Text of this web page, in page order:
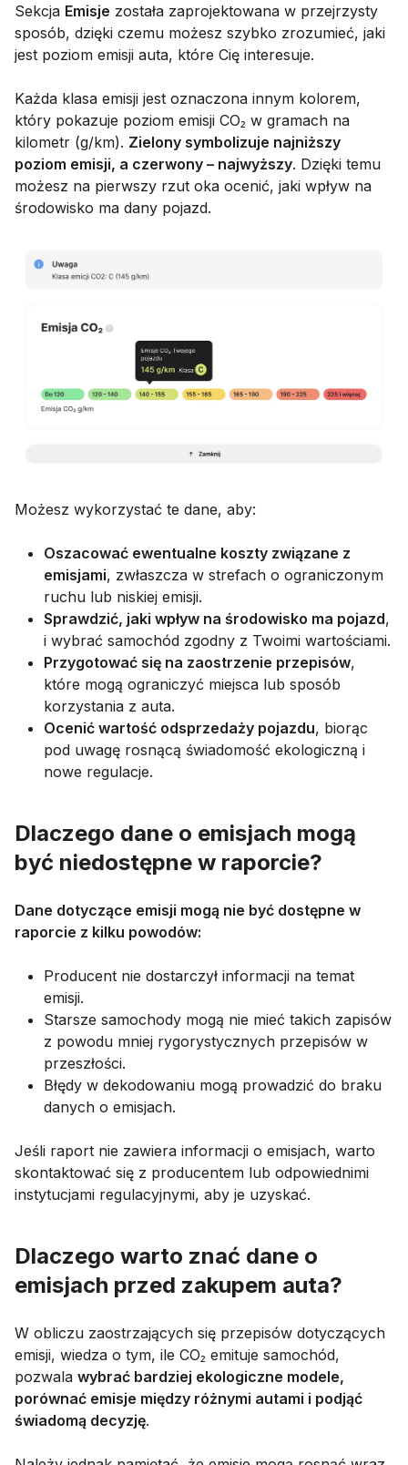
Sekcja Emisje została zaprojektowana w przejrzysty
sposób, dzięki czemu możesz szybko zrozumieć, jaki
jest poziom emisji auta, które Cię interesuje.
Każda klasa emisji jest oznaczona innym kolorem,
który pokazuje poziom emisji CO₂ w gramach na
kilometr (g/km). Zielony symbolizuje najniższy
poziom emisji, a czerwony – najwyższy. Dzięki temu
możesz na pierwszy rzut oka ocenić, jaki wpływ na
środowisko ma dany pojazd.
Możesz wykorzystać te dane, aby:
Oszacować ewentualne koszty związane z
emisjami, zwłaszcza w strefach o ograniczonym
ruchu lub niskiej emisji.
Sprawdzić, jaki wpływ na środowisko ma pojazd,
i wybrać samochód zgodny z Twoimi wartościami.
Przygotować się na zaostrzenie przepisów,
które mogą ograniczyć miejsca lub sposób
korzystania z auta.
Ocenić wartość odsprzedaży pojazdu, biorąc
pod uwagę rosnącą świadomość ekologiczną i
nowe regulacje.
Dlaczego dane o emisjach mogą
być niedostępne w raporcie?
Dane dotyczące emisji mogą nie być dostępne w
raporcie z kilku powodów:
Producent nie dostarczył informacji na temat
emisji.
Starsze samochody mogą nie mieć takich zapisów
z powodu mniej rygorystycznych przepisów w
przeszłości.
Błędy w dekodowaniu mogą prowadzić do braku
danych o emisjach.
Jeśli raport nie zawiera informacji o emisjach, warto
skontaktować się z producentem lub odpowiednimi
instytucjami regulacyjnymi, aby je uzyskać.
Dlaczego warto znać dane o
emisjach przed zakupem auta?
W obliczu zaostrzających się przepisów dotyczących
emisji, wiedza o tym, ile CO₂ emituje samochód,
pozwala wybrać bardziej ekologiczne modele,
porównać emisje między różnymi autami i podjąć
świadomą decyzję.